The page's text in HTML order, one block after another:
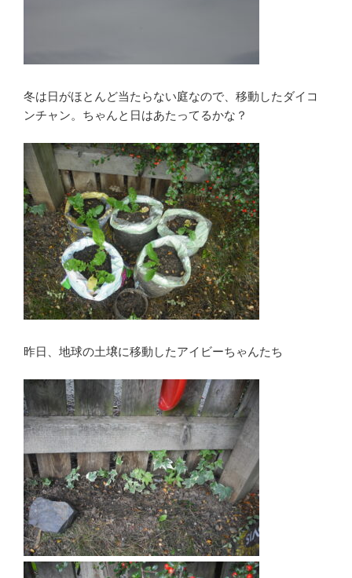
冬は日がほとんど当たらない庭なので、移動したダイコ
ンチャン。ちゃんと日はあたってるかな？
昨日、地球の土壌に移動したアイビーちゃんたち